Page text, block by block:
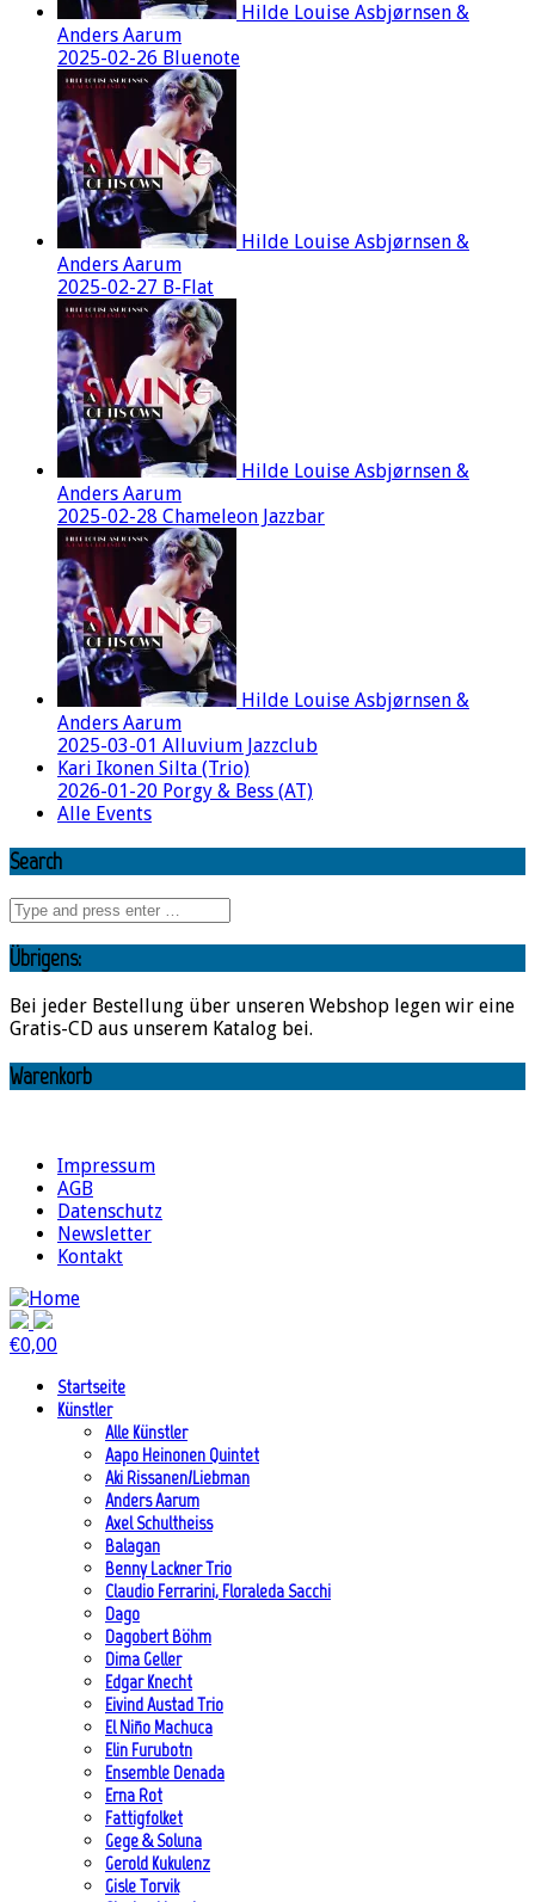
Hilde Louise Asbjørnsen &
Anders Aarum
2025-02-26 Bluenote
Hilde Louise Asbjørnsen &
Anders Aarum
2025-02-27 B-Flat
Hilde Louise Asbjørnsen &
Anders Aarum
2025-02-28 Chameleon Jazzbar
Hilde Louise Asbjørnsen &
Anders Aarum
2025-03-01 Alluvium Jazzclub
Kari Ikonen Silta (Trio)
2026-01-20 Porgy & Bess (AT)
Alle Events
Search
Übrigens:
Bei jeder Bestellung über unseren Webshop legen wir eine
Gratis-CD aus unserem Katalog bei.
Warenkorb
Impressum
AGB
Datenschutz
Newsletter
Kontakt
€0,00
Startseite
Künstler
Alle Künstler
Aapo Heinonen Quintet
Aki Rissanen/Liebman
Anders Aarum
Axel Schultheiss
Balagan
Benny Lackner Trio
Claudio Ferrarini, Floraleda Sacchi
Dago
Dagobert Böhm
Dima Geller
Edgar Knecht
Eivind Austad Trio
El Niño Machuca
Elin Furubotn
Ensemble Denada
Erna Rot
Fattigfolket
Gege & Soluna
Gerold Kukulenz
Gisle Torvik